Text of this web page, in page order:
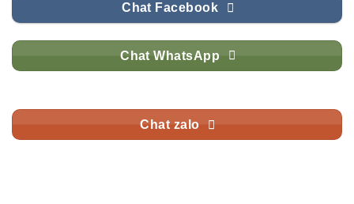
Chat Facebook
Chat WhatsApp
Chat zalo